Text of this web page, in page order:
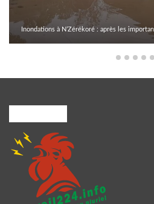
Inondations à N’Zérékoré : après les